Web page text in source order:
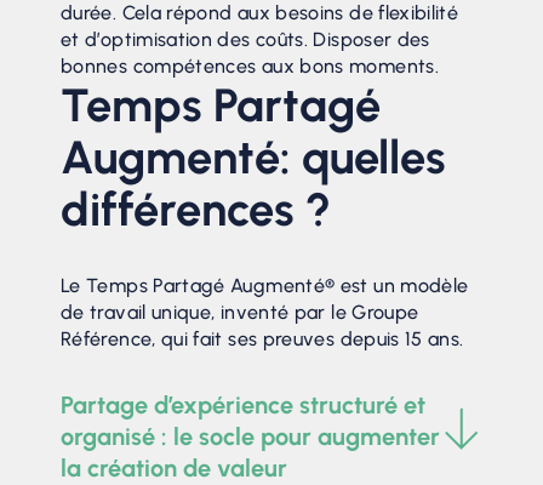
durée. Cela répond aux besoins de flexibilité
et d’optimisation des coûts. Disposer des
bonnes compétences aux bons moments.
Temps Partagé
Augmenté: quelles
différences ?
Le Temps Partagé Augmenté® est un modèle
de travail unique, inventé par le Groupe
Référence, qui fait ses preuves depuis 15 ans.
Partage d’expérience structuré et
organisé : le socle pour augmenter
la création de valeur